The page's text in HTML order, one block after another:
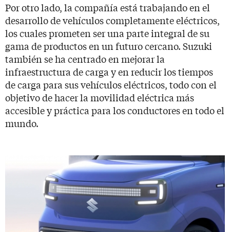
Por otro lado, la compañía está trabajando en el
desarrollo de vehículos completamente eléctricos,
los cuales prometen ser una parte integral de su
gama de productos en un futuro cercano. Suzuki
también se ha centrado en mejorar la
infraestructura de carga y en reducir los tiempos
de carga para sus vehículos eléctricos, todo con el
objetivo de hacer la movilidad eléctrica más
accesible y práctica para los conductores en todo el
mundo.